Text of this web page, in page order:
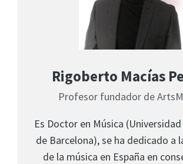
Rigoberto Macías
Profesor fundador de
Es Doctor en Música
de Barcelona), se ha dedicado a
de la música en España en